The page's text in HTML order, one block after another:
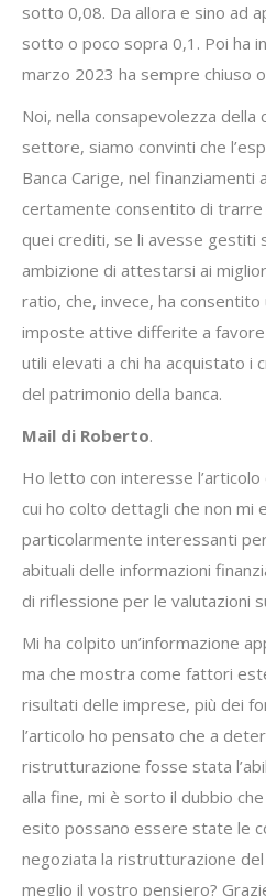
sotto 0,08. Da allora e sino ad
sotto o poco sopra 0,1. Poi ha
marzo 2023 ha sempre chiuso
Noi, nella consapevolezza della
settore, siamo convinti che
Banca Carige, nel finanziamenti
certamente consentito di
quei crediti, se li avesse gestiti
ambizione di attestarsi ai
ratio, che, invece, ha consentito
imposte attive differite a favore
utili elevati a chi ha acquistato i
del patrimonio della banca.
Mail di Roberto.
Ho letto con interesse
cui ho colto dettagli che non mi
particolarmente interessanti
abituali delle informazioni
di riflessione per le valutazioni
Mi ha colpito un’informazione
ma che mostra come fattori
risultati delle imprese, più dei
l’articolo ho pensato che a
ristrutturazione fosse stata
alla fine, mi è sorto il dubbio
esito possano essere state le
negoziata la ristrutturazione
meglio il vostro pensiero?